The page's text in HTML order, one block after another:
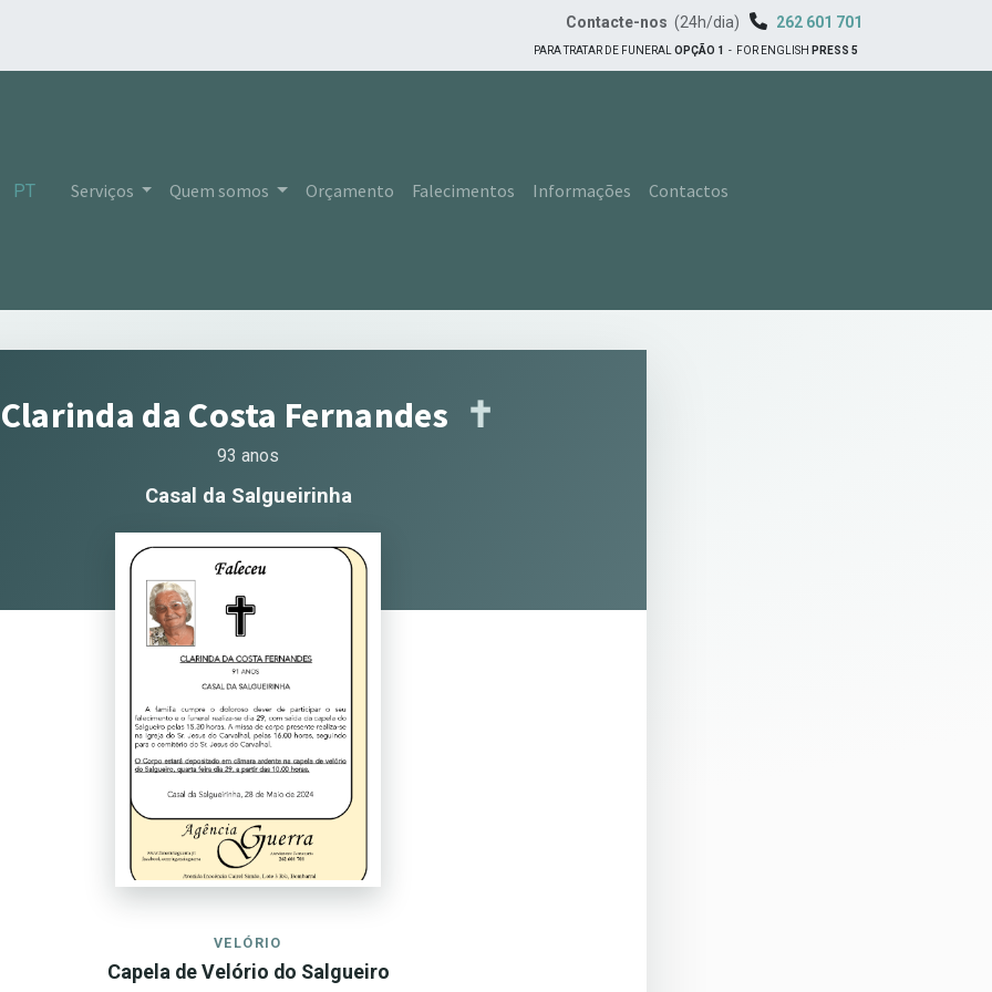
Contacte-nos (24h/dia) 262 601 701
PARA TRATAR DE FUNERAL OPÇÃO 1 - FOR ENGLISH PRESS 5
PT Serviços Quem somos Orçamento Falecimentos Informações Contactos
Clarinda da Costa Fernandes ✝︎
93 anos
Casal da Salgueirinha
VELÓRIO
Capela de Velório do Salgueiro